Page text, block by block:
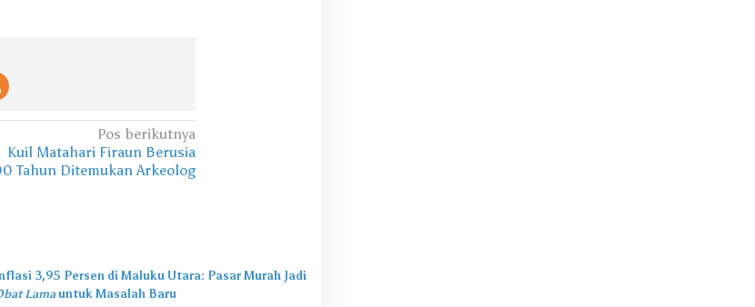
Pos berikutnya
Kuil Matahari Firaun Berusia
Tahun Ditemukan Arkeolog
3,95 Persen di Maluku Utara: Pasar Murah Jadi
Lamauntuk Masalah Baru